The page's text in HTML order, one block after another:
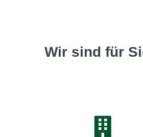
Wir sind für